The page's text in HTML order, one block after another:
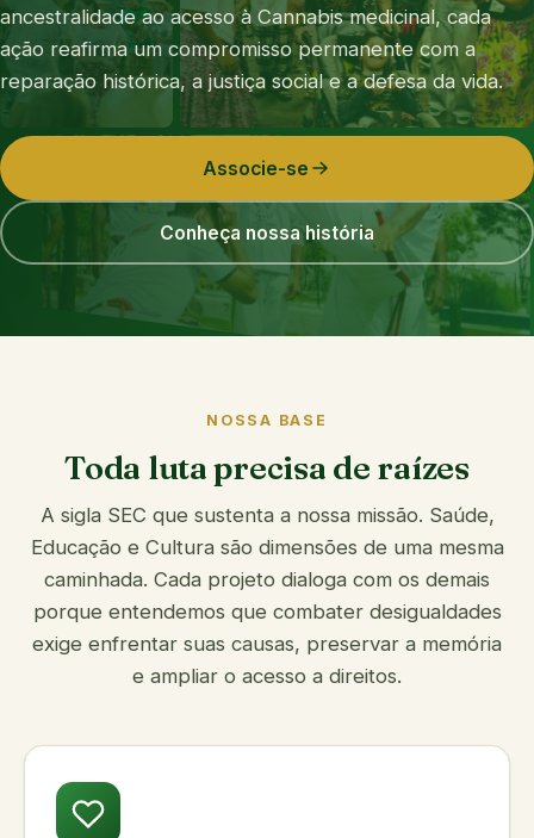
ancestralidade ao acesso à Cannabis medicinal, cada
ação reafirma um compromisso permanente com a
reparação histórica, a justiça social e a defesa da vida.
Associe-se
Conheça nossa história
NOSSA BASE
Toda luta precisa de raízes
A sigla SEC que sustenta a nossa missão. Saúde,
Educação e Cultura são dimensões de uma mesma
caminhada. Cada projeto dialoga com os demais
porque entendemos que combater desigualdades
exige enfrentar suas causas, preservar a memória
e ampliar o acesso a direitos.